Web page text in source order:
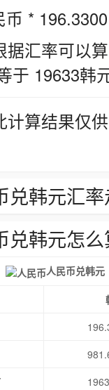
币 *
据汇率可以
于 19633韩
计算结果仅
兑韩元汇
兑韩元怎么
人民币兑韩元